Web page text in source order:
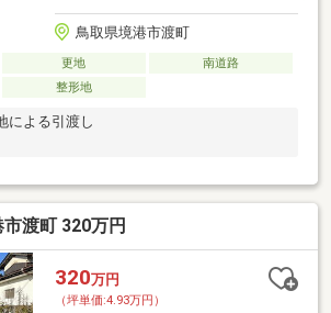
鳥取県境港市渡町
更地
南道路
整形地
による引渡し
渡町 320万円
320万円
（坪単価:4.93万円）